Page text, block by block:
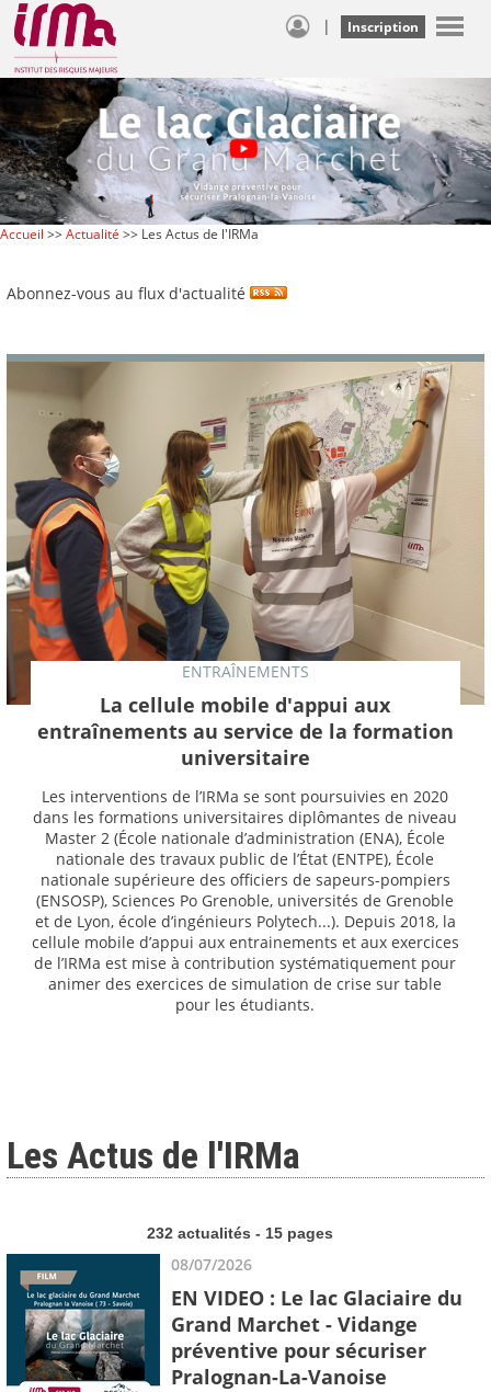
| Inscription
Accueil >>Actualité >> Les Actus de l'IRMa
Abonnez-vous au flux d'actualité
ENTRAÎNEMENTS
La cellule mobile d'appui aux
entraînements au service de la formation
universitaire
Les interventions de l’IRMa se sont poursuivies en 2020
dans les formations universitaires diplômantes de niveau
Master 2 (École nationale d’administration (ENA), École
nationale des travaux public de l’État (ENTPE), École
nationale supérieure des officiers de sapeurs-pompiers
(ENSOSP), Sciences Po Grenoble, universités de Grenoble
et de Lyon, école d’ingénieurs Polytech...). Depuis 2018, la
cellule mobile d’appui aux entrainements et aux exercices
de l’IRMa est mise à contribution systématiquement pour
animer des exercices de simulation de crise sur table
pour les étudiants.
Les Actus de l'IRMa
232 actualités - 15 pages
08/07/2026
EN VIDEO : Le lac Glaciaire du
Grand Marchet - Vidange
préventive pour sécuriser
Pralognan-La-Vanoise